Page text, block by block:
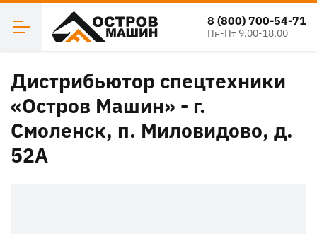
8 (800) 700-54-71
Пн-Пт 9.00-18.00
Дистрибьютор спецтехники
«Остров Машин» - г.
Смоленск, п. Миловидово, д.
52А